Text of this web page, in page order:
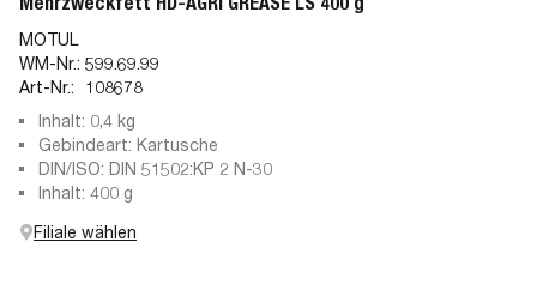
MOTUL
WM-Nr.: 599.69.99
Art-Nr.:
108678
Inhalt: 0,4 kg
Gebindeart: Kartusche
DIN/ISO: DIN 51502:KP 2 N-30
Inhalt: 400 g
Filiale wählen